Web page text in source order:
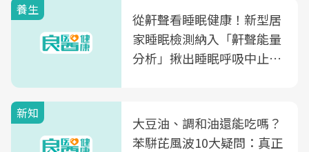
養生
從鼾聲看睡眠健康！新型居
家睡眠檢測納入「鼾聲能量
分析」揪出睡眠呼吸中止症
新知
大豆油、調和油還能吃嗎？
苯駢芘風波10大疑問：真正